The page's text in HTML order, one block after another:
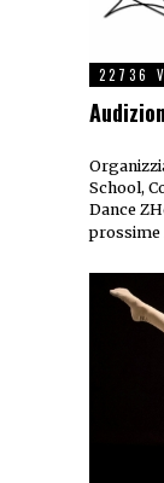
22736
School,
Dance
prossime